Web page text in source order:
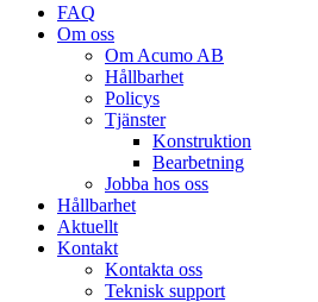
FAQ
Om oss
Om Acumo AB
Hållbarhet
Policys
Tjänster
Konstruktion
Bearbetning
Jobba hos oss
Hållbarhet
Aktuellt
Kontakt
Kontakta oss
Teknisk support